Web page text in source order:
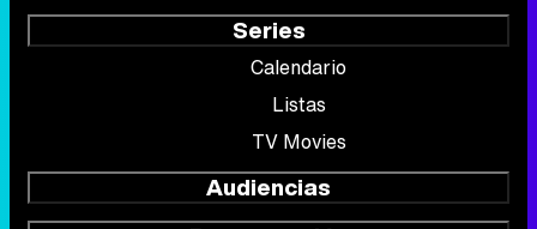
Series
Calendario
Listas
TV Movies
Audiencias